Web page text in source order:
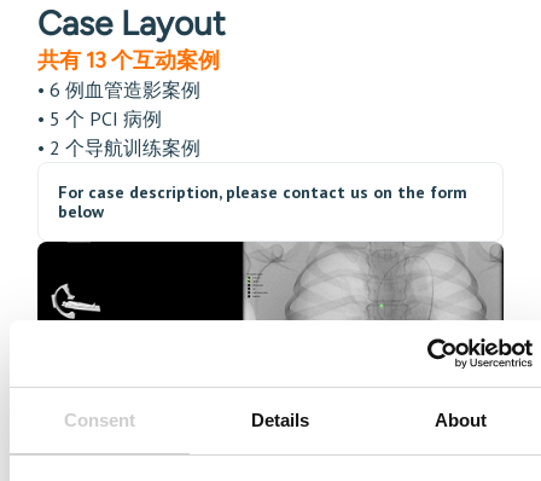
Consent Details About
Case Layout
共有 13 个互动案例
• 6 例血管造影案例
• 5 个 PCI 病例
• 2 个导航训练案例
For case description, please contact us on the form
below